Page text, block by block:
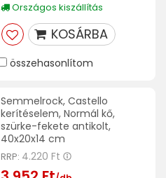
Országos kiszállítás
KOSÁRBA
összehasonlítom
Semmelrock, Castello
kerítéselem, Normál kő,
szürke-fekete antikolt,
40x20x14 cm
RRP: 4.220 Ft